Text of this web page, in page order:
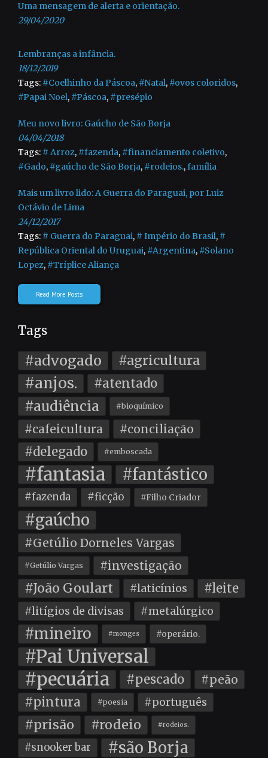
Uma mensagem de alerta e orientação.
29/04/2020
Lembranças a infância.
18/12/2019
Tags: #Coelhinho da Páscoa, #Natal, #ovos coloridos,
#Papai Noel, #Páscoa, #presépio
Meu novo livro: Gaúcho de São Borja
04/04/2018
Tags: # Arroz, #fazenda, #financiamento coletivo,
#Gado, #gaúcho de São Borja, #rodeios.,família
Mais um livro lido: A Guerra do Paraguai, por Luiz
Octávio de Lima
24/12/2017
Tags: # Guerra do Paraguai, # Império do Brasil, #
República Oriental do Uruguai, #Argentina, #Solano
Lopez, #Tríplice Aliança
Read More Posts
Tags
#advogado #agricultura
#anjos. #atentado
#audiência #bioquímico
#cafeicultura #conciliação
#delegado #emboscada
#fantasia #fantástico
#fazenda #ficção #Filho Criador
#gaúcho
#Getúlio Dorneles Vargas
#Getúlio Vargas #investigação
#João Goulart #laticínios #leite
#litígios de divisas #metalúrgico
#mineiro #monges #operário.
#Pai Universal
#pecuária
#pescado #peão
#pintura #poesia #português
#prisão #rodeio #rodeios.
#snooker bar #são Borja